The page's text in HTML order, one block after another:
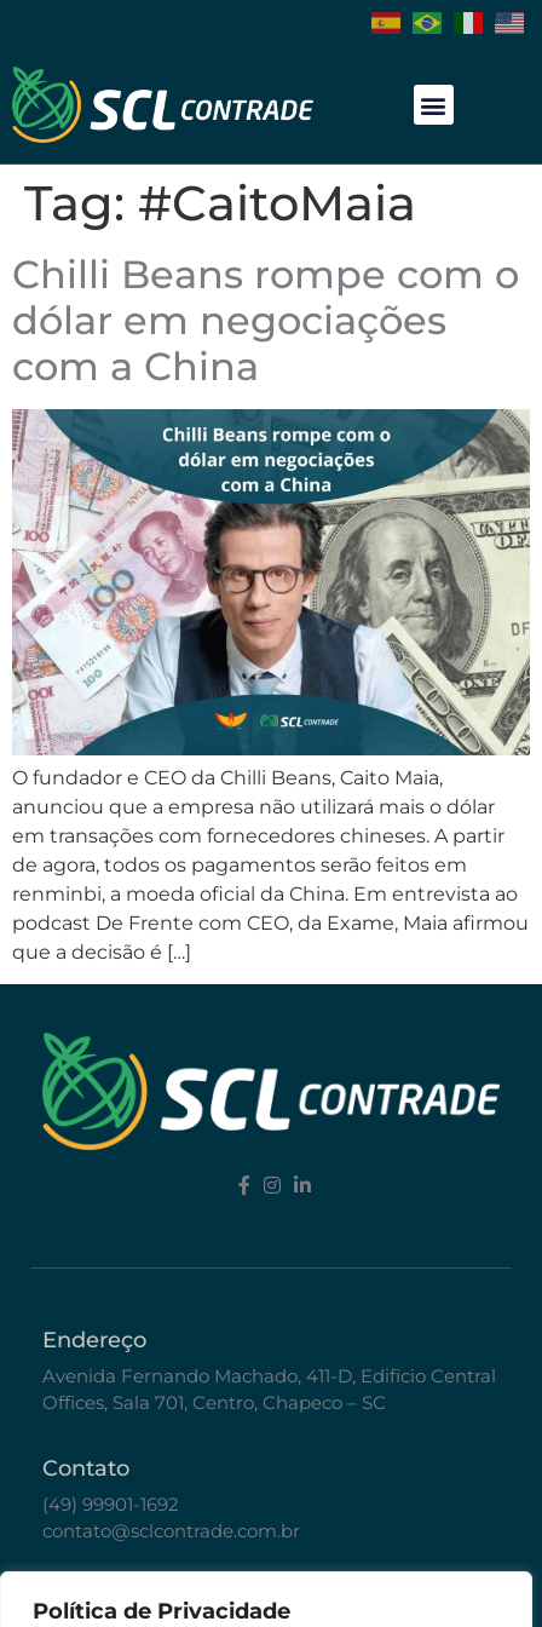
Política de Privacidade
Tag: #CaitoMaia
Chilli Beans rompe com o
dólar em negociações
com a China
O fundador e CEO da Chilli Beans, Caito Maia,
anunciou que a empresa não utilizará mais o dólar
em transações com fornecedores chineses. A partir
de agora, todos os pagamentos serão feitos em
renminbi, a moeda oficial da China. Em entrevista ao
podcast De Frente com CEO, da Exame, Maia afirmou
que a decisão é […]
Endereço
Avenida Fernando Machado, 411-D, Edificio Central
Offices, Sala 701, Centro, Chapeco – SC
Contato
(49) 99901-1692
contato@sclcontrade.com.br
Políticas